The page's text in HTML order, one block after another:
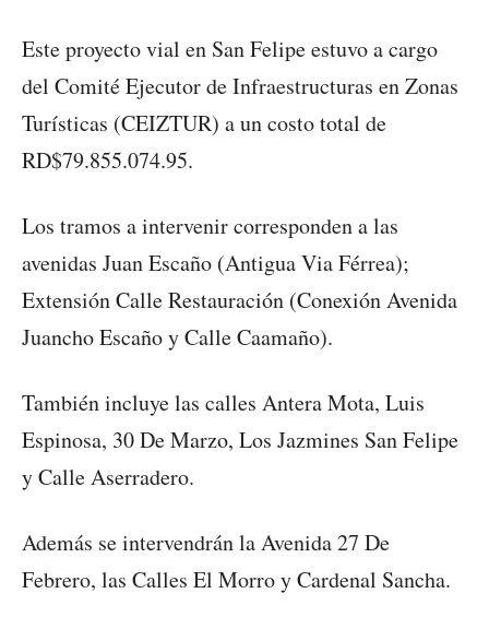
Este proyecto vial en San Felipe estuvo a cargo
del Comité Ejecutor de Infraestructuras en Zonas
Turísticas (CEIZTUR) a un costo total de
RD$79.855.074.95.
Los tramos a intervenir corresponden a las
avenidas Juan Escaño (Antigua Via Férrea);
Extensión Calle Restauración (Conexión Avenida
Juancho Escaño y Calle Caamaño).
También incluye las calles Antera Mota, Luis
Espinosa, 30 De Marzo, Los Jazmines San Felipe
y Calle Aserradero.
Además se intervendrán la Avenida 27 De
Febrero, las Calles El Morro y Cardenal Sancha.